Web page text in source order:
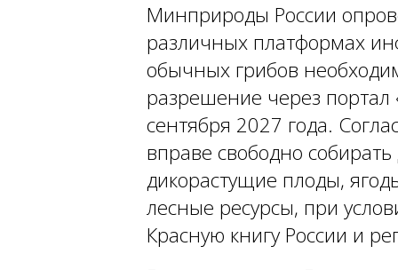
Минприроды России
различных платформах
обычных грибов
разрешение через портал
сентября 2027 года.
вправе свободно
дикорастущие плоды,
лесные ресурсы, при
Красную книгу России и